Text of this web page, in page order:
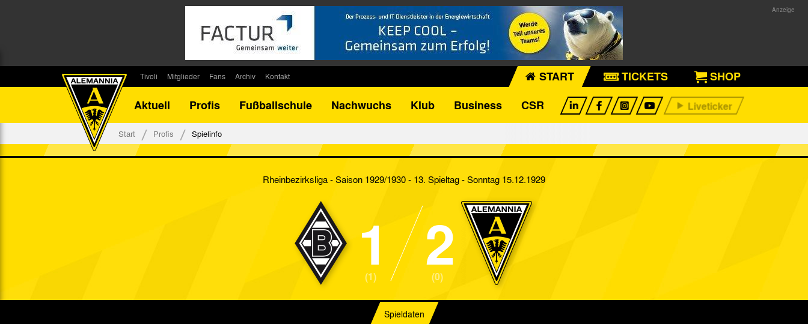
Tivoli
Stadionsprecher
Mitglieder
Kontakt
Fans
Fanbeirat
Fan-Klubs
Archiv
Ahnentafel
Kontakt START TICKETS
SHOP
Aktuell
Profis Fußballschule Nachwuchs Klub Business CSR
Start Profis Spielinfo
Rheinbezirksliga - Saison 1929/1930 - 13. Spieltag- Sonntag 15.12.1929
1
(1) 2
(0)
Spieldaten